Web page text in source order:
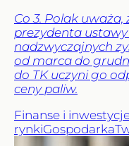
Co 3. Polak
prezydenta
nadzwyczajnych
od marca do
do TK uczyni go
ceny paliw.
Finanse i
rynkiGospodarka